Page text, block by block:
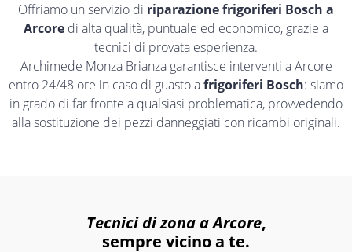
Offriamo un servizio di riparazione frigoriferi Bosch a
Arcore di alta qualità, puntuale ed economico, grazie a
tecnici di provata esperienza.
Archimede Monza Brianza garantisce interventi a Arcore
entro 24/48 ore in caso di guasto afrigoriferi Bosch: siamo
in grado di far fronte a qualsiasi problematica, provvedendo
alla sostituzione dei pezzi danneggiati con ricambi originali.
Tecnici di zona a Arcore,
sempre vicino a te.